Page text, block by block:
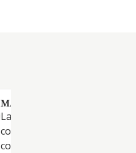
MASTERGAL GLOBAL SL.
La sociedad tiene por objeto:
comercio al por menor por
correspondencia o internet